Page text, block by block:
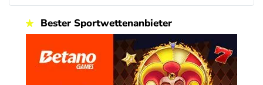
Zum Casino Bonus Vergleich
Bester Sportwettenanbieter